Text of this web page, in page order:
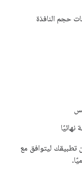
حجم النافذة
ليتوافق مع